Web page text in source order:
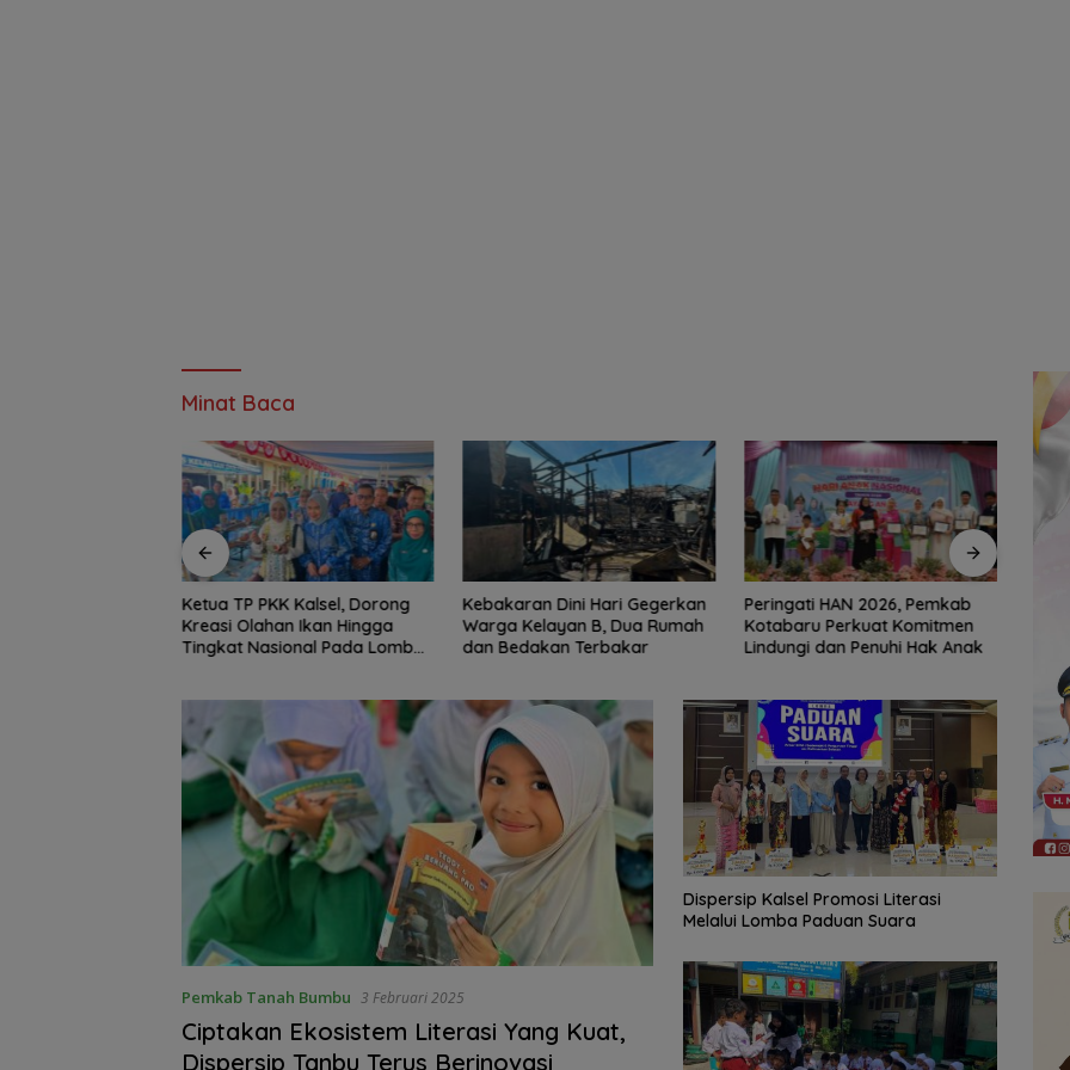
Minat Baca
Kebakaran Dini Hari Gegerkan
Warga Kelayan B, Dua Rumah
dan Bedakan Terbakar
Peringati HAN 2026, Pemkab
Kotabaru Perkuat Komitmen
Lindungi dan Penuhi Hak Anak
Jaga Kondusivitas HSS,
Intelkam Polda Kalsel Dorong
Persatuan dan Musyawarah
Pemkab Tanah Bumbu 3 Februari 2025
Ciptakan Ekosistem Literasi Yang Kuat,
Dispersip Tanbu Terus Berinovasi
Dispersip Kalsel Promosi Literasi
Melalui Lomba Paduan Suara